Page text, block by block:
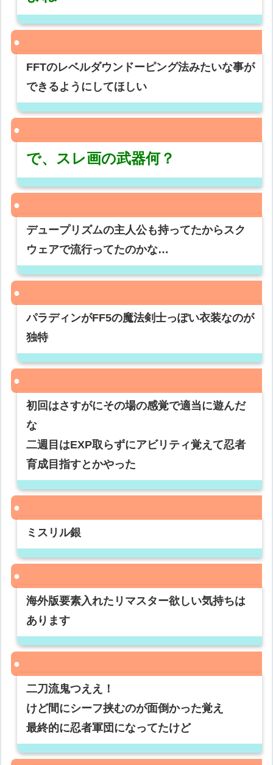
FFTのレベルダウンドーピング法みたいな事が
できるようにしてほしい
で、スレ画の武器何？
デュープリズムの主人公も持ってたからスク
ウェアで流行ってたのかな…
パラディンがFF5の魔法剣士っぽい衣装なのが
独特
初回はさすがにその場の感覚で適当に遊んだ
な
二週目はEXP取らずにアビリティ覚えて忍者
育成目指すとかやった
ミスリル銀
海外版要素入れたリマスター欲しい気持ちは
あります
二刀流鬼つええ！
けど間にシーフ挟むのが面倒かった覚え
最終的に忍者軍団になってたけど